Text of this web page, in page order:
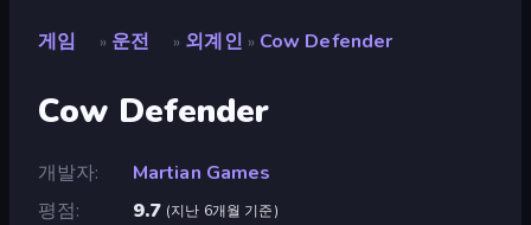
게임 » 운전 » 외계인 » Cow Defender
Cow Defender
개발자
Martian Games
평점
9.7 (지난 6개월 기준)